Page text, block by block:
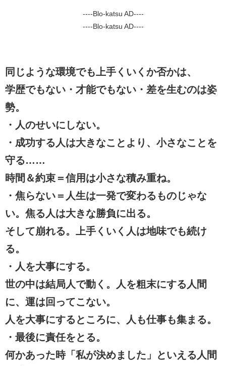
----Blo-katsu AD----
----Blo-katsu AD----
同じような環境でも上手くいくか否かは、
学歴でもない・才能でもない・差を生むのは姿
勢。
・人のせいにしない。
・成功する人は大きなことより、小さなことを
守る……
時間＆約束＝信用は小さな積み重ね。
・焦らない＝人生は一発で変わるものじゃな
い。焦る人は大きな勝負に出る。
そして崩れる。 上手くいく人は地味でも続け
る。
・人を大事にする。
世の中は結局人で動く。人を粗末にする人間
に、運は回ってこない。
人を大事にするところに、人も仕事も集まる。
・最後に責任をとる。
何かあった時「私が決めました」といえる人間